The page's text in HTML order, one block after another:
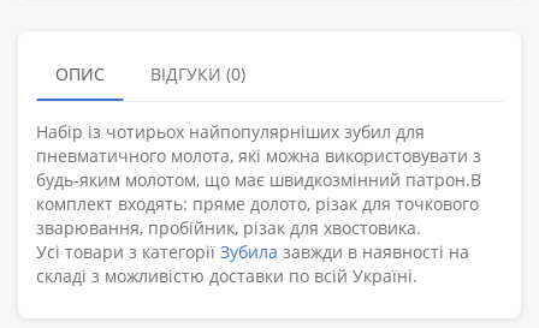
ОПИС ВІДГУКИ (0)
Набір із чотирьох найпопулярніших зубил для
пневматичного молота, які можна використовувати з
будь-яким молотом, що має швидкозмінний патрон.В
комплект входять: пряме долото, різак для точкового
зварювання, пробійник, різак для хвостовика.
Усі товари з категорії Зубила завжди в наявності на
складі з можливістю доставки по всій Україні.